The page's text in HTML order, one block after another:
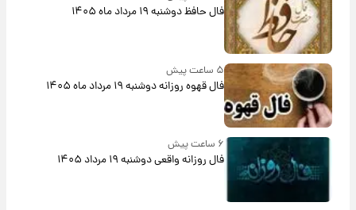
فال حافظ دوشنبه ۱۹ مرداد ماه ۱۴۰۵
۵ ساعت پیش
فال قهوه روزانه دوشنبه ۱۹ مرداد ماه ۱۴۰۵
فال روزانه واقعی دوشنبه ۱۹ مرداد ۱۴۰۵